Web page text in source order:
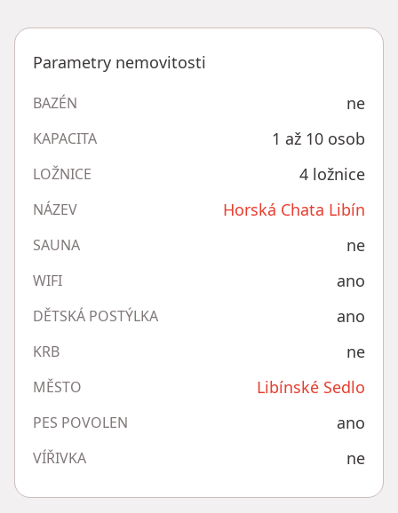
Parametry nemovitosti
BAZÉN ne
KAPACITA 1 až 10 osob
LOŽNICE 4 ložnice
NÁZEV Horská Chata Libín
SAUNA ne
WIFI ano
DĚTSKÁ POSTÝLKA ano
KRB ne
MĚSTO Libínské Sedlo
PES POVOLEN ano
VÍŘIVKA ne